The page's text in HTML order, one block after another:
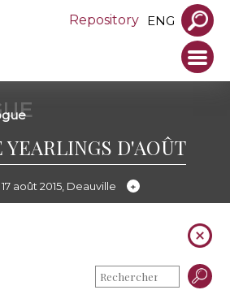
Repository ENG
YEARLINGS D'AOÛT
17 août 2015, Deauville